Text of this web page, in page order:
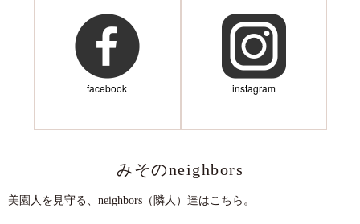
facebook instagram
みそのneighbors
美園人を見守る、neighbors（隣人）達はこちら。